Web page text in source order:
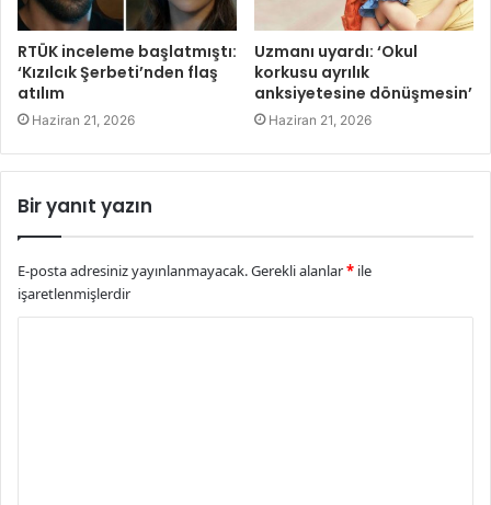
RTÜK inceleme başlatmıştı:
‘Kızılcık Şerbeti’nden flaş
atılım
Haziran 21, 2026
Uzmanı uyardı: ‘Okul
korkusu ayrılık
anksiyetesine dönüşmesin’
Haziran 21, 2026
Bir yanıt yazın
E-posta adresiniz yayınlanmayacak.Gerekli alanlar* ile
işaretlenmişlerdir